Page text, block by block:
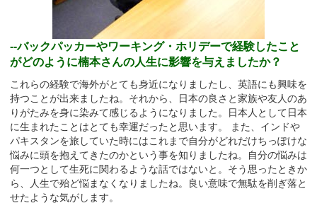
--バックパッカーやワーキング・ホリデーで経験したこと
がどのように楠本さんの人生に影響を与えましたか？
これらの経験で海外がとても身近になりましたし、英語にも興味を
持つことが出来ましたね。それから、日本の良さと家族や友人のあ
りがたみを身に染みて感じるようになりました。日本人として日本
に生まれたことはとても幸運だったと思います。 また、インドや
パキスタンを旅していた時にはこれまで自分がどれだけちっぽけな
悩みに頭を抱えてきたのかという事を知りましたね。自分の悩みは
何一つとして生死に関わるような話ではないと。そう思ったときか
ら、人生で殆ど悩まなくなりましたね。良い意味で無駄を削ぎ落と
せたような気がします。